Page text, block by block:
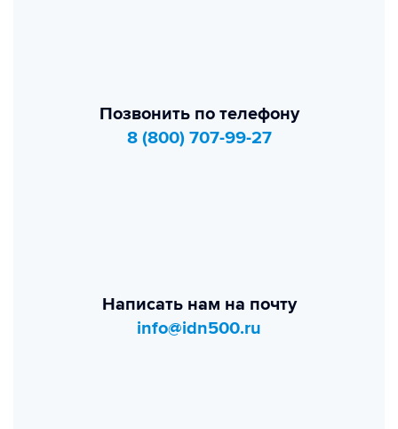
Позвонить по телефону
8 (800) 707-99-27
Написать нам на почту
info@idn500.ru